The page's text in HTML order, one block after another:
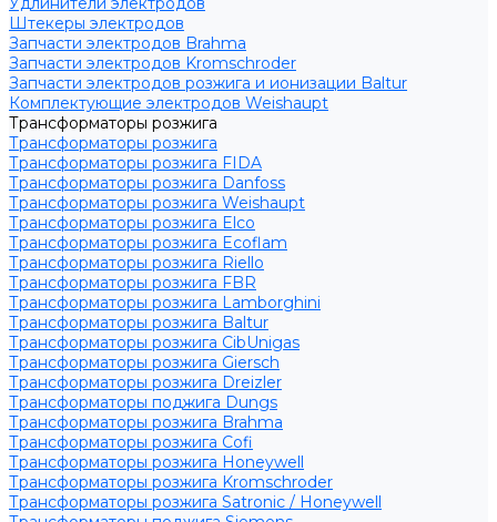
Штекеры электродов
Запчасти электродов Brahma
Запчасти электродов Kromschroder
Запчасти электродов розжига и ионизации Baltur
Комплектующие электродов Weishaupt
Трансформаторы розжига
Трансформаторы розжига
Трансформаторы розжига FIDA
Трансформаторы розжига Danfoss
Трансформаторы розжига Weishaupt
Трансформаторы розжига Elco
Трансформаторы розжига Ecoflam
Трансформаторы розжига Riello
Трансформаторы розжига FBR
Трансформаторы розжига Lamborghini
Трансформаторы розжига Baltur
Трансформаторы розжига CibUnigas
Трансформаторы розжига Giersch
Трансформаторы розжига Dreizler
Трансформаторы поджига Dungs
Трансформаторы розжига Brahma
Трансформаторы розжига Cofi
Трансформаторы розжига Honeywell
Трансформаторы розжига Kromschroder
Трансформаторы розжига Satronic / Honeywell